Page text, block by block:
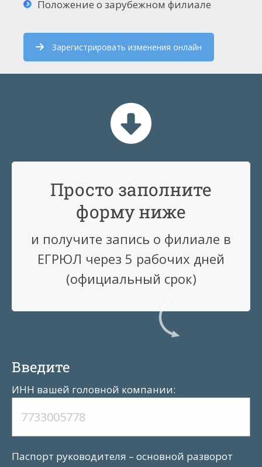
Положение о зарубежном филиале
Зарегистрировать изменения онлайн
Просто заполните
форму ниже
и получите запись о филиале в
ЕГРЮЛ через 5 рабочих дней
(официальный срок)
Введите
ИНН вашей головной компании:
Паспорт руководителя – основной разворот